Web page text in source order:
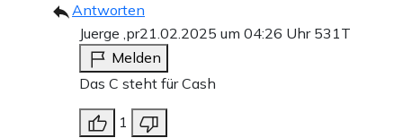
Antworten
Juerge ,pr21.02.2025 um 04:26 Uhr 531T
Melden
Das C steht für Cash
1